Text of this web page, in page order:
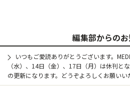
編集部からの
いつもご愛読ありがとうございます。
（水）、14日（金）、17日（月）は休刊と
の更新になります。どうぞよろしくお願いい